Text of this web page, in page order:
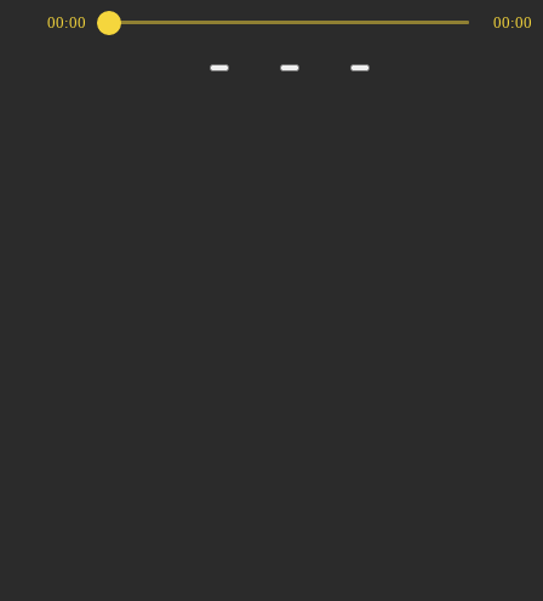
00:00 00:00